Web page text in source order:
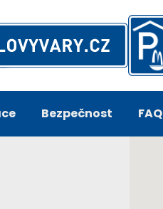
Bezpečnost FAQ